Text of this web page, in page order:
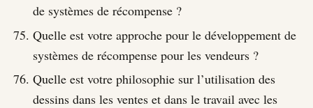
de systèmes de récompense ?
Quelle est votre approche pour le développement de
systèmes de récompense pour les vendeurs ?
Quelle est votre philosophie sur l’utilisation des
dessins dans les ventes et dans le travail avec les